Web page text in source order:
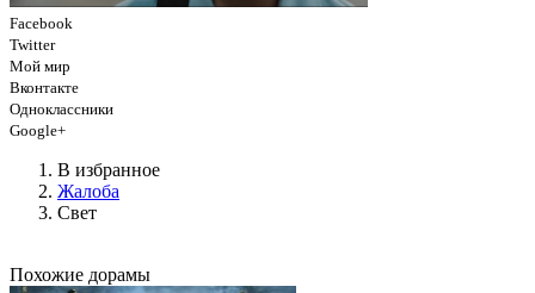
Facebook
Twitter
Мой мир
Вконтакте
Одноклассники
Google+
В избранное
Жалоба
Свет
Похожие дорамы